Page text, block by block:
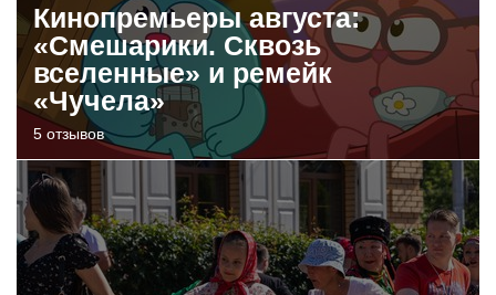
Кинопремьеры августа:
«Смешарики. Сквозь
вселенные» и ремейк
«Чучела»
5 отзывов